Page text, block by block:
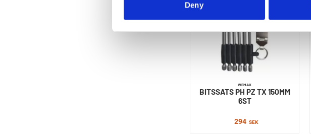
Deny
WEMAX
BITSSATS PH PZ TX 150MM
6ST
294 SEK